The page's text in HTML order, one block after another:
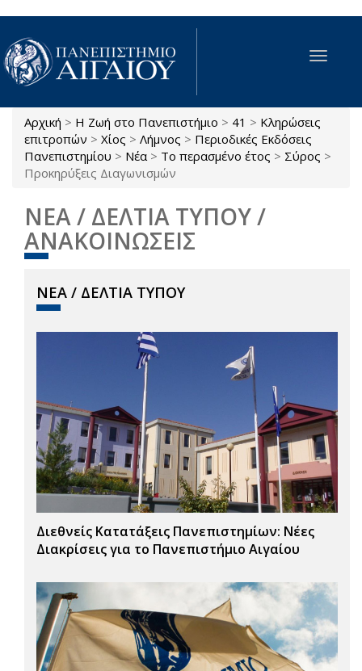
Παράκαμψη προς το κυρίως περιεχόμενο
Toggle
Είστε εδώ
Αρχική > Η Ζωή στο Πανεπιστήμιο > 41 > Κληρώσεις
επιτροπών > Χίος > Λήμνος > Περιοδικές Εκδόσεις
Πανεπιστημίου > Νέα > Το περασμένο έτος > Σύρος >
Προκηρύξεις Διαγωνισμών
ΝΕΑ / ΔΕΛΤΙΑ ΤΥΠΟΥ /
ΑΝΑΚΟΙΝΩΣΕΙΣ
ΝΕΑ / ΔΕΛΤΙΑ ΤΥΠΟΥ
Διεθνείς Κατατάξεις Πανεπιστημίων: Νέες
Διακρίσεις για το Πανεπιστήμιο Αιγαίου